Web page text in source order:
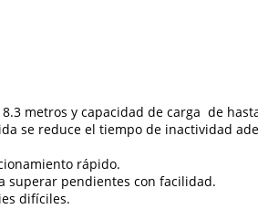
metros y capacidad de carga de
se reduce el tiempo de inactividad
rápido.
superar pendientes con facilidad.
difíciles.